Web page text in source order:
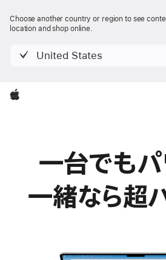
Choose another country or region to see
location and shop online.
United States
Apple
一台でもパ
一緒なら超 パ